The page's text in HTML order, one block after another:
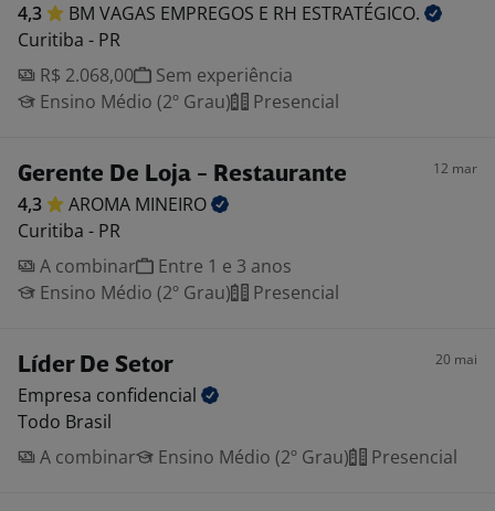
4,3 BM VAGAS EMPREGOS E RH ESTRATÉGICO.
Curitiba - PR
R$ 2.068,00
Sem experiência
Ensino Médio (2º Grau)
Presencial
Gerente De Loja - Restaurante 12 mar
4,3 AROMA MINEIRO
Curitiba - PR
A combinar
Entre 1 e 3 anos
Ensino Médio (2º Grau)
Presencial
Líder De Setor 20 mai
Empresa confidencial
Todo Brasil
A combinar
Ensino Médio (2º Grau) Presencial